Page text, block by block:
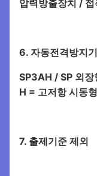
압력방출장치 /
6. 자동전격방지
SP3AH / SP 외
H = 고저항 시동형
7. 출제기준 제외